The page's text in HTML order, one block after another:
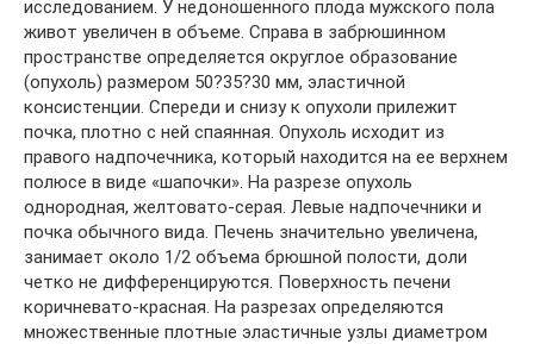
исследованием. У недоношенного плода мужского пола
живот увеличен в объеме. Справа в забрюшинном
пространстве определяется округлое образование
(опухоль) размером 50?35?30 мм, эластичной
консистенции. Спереди и снизу к опухоли прилежит
почка, плотно с ней спаянная. Опухоль исходит из
правого надпочечника, который находится на ее верхнем
полюсе в виде «шапочки». На разрезе опухоль
однородная, желтовато-серая. Левые надпочечники и
почка обычного вида. Печень значительно увеличена,
занимает около 1/2 объема брюшной полости, доли
четко не дифференцируются. Поверхность печени
коричневато-красная. На разрезах определяются
множественные плотные эластичные узлы диаметром